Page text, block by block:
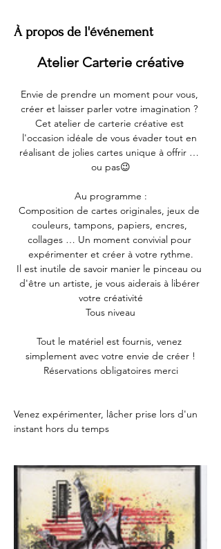
À propos de l'événement
Atelier Carterie créative
Envie de prendre un moment pour vous,
créer et laisser parler votre imagination ?
Cet atelier de carterie créative est
l'occasion idéale de vous évader tout en
réalisant de jolies cartes unique à offrir …
ou pas😉
Au programme :
Composition de cartes originales, jeux de
couleurs, tampons, papiers, encres,
collages … Un moment convivial pour
expérimenter et créer à votre rythme.
Il est inutile de savoir manier le pinceau ou
d'être un artiste, je vous aiderais à libérer
votre créativité
Tous niveau
Tout le matériel est fournis, venez
simplement avec votre envie de créer !
Réservations obligatoires merci
Venez expérimenter, lâcher prise lors d'un
instant hors du temps